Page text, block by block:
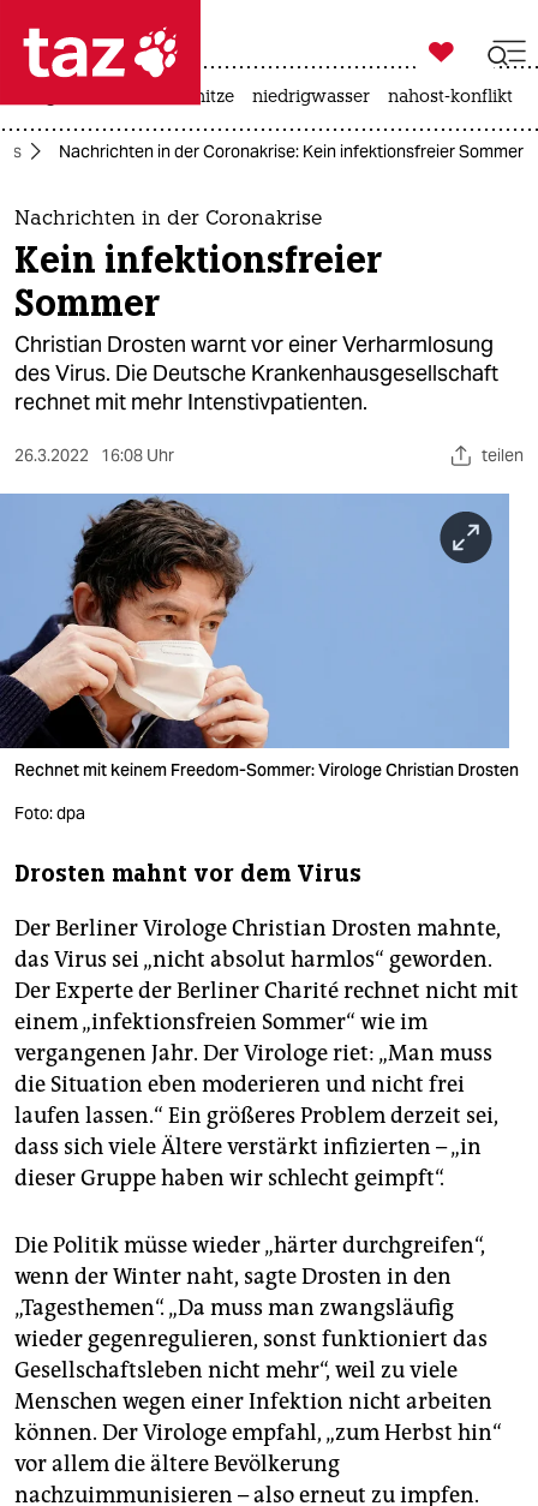
 taz zahl ich
taz zahl ich
themen
politik
öko
gesellschaft
sport
nord
wahrheit
verlag
verlag
unterstützen
abo
genossenschaft
epaper login

taz zahl ich
hitze niedrigwasser nahost-konflikt
Nachrichten in der Coronakrise: Kein infektionsfreier Sommer
Nachrichten in der Coronakrise
Kein infektionsfreier
Sommer
Christian Drosten warnt vor einer Verharmlosung
des Virus. Die Deutsche Krankenhausgesellschaft
rechnet mit mehr Intenstivpatienten.
26.3.2022 16:08 Uhr teilen
Rechnet mit keinem Freedom-Sommer: Virologe Christian Drosten
Foto: dpa
Drosten mahnt vor dem Virus
Der Berliner Virologe Christian Drosten mahnte,
das Virus sei „nicht absolut harmlos“ geworden.
Der Experte der Berliner Charité rechnet nicht mit
einem „infektionsfreien Sommer“ wie im
vergangenen Jahr. Der Virologe riet: „Man muss
die Situation eben moderieren und nicht frei
laufen lassen.“ Ein größeres Problem derzeit sei,
dass sich viele Ältere verstärkt infizierten – „in
dieser Gruppe haben wir schlecht geimpft“.
Die Politik müsse wieder „härter durchgreifen“,
wenn der Winter naht, sagte Drosten in den
„Tagesthemen“. „Da muss man zwangsläufig
wieder gegenregulieren, sonst funktioniert das
Gesellschaftsleben nicht mehr“, weil zu viele
Menschen wegen einer Infektion nicht arbeiten
können. Der Virologe empfahl, „zum Herbst hin“
vor allem die ältere Bevölkerung
nachzuimmunisieren – also erneut zu impfen.